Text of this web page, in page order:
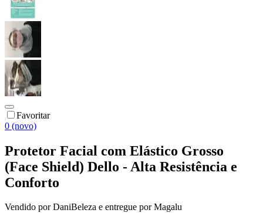
Favoritar
0 (novo)
Protetor Facial com Elástico Grosso
(Face Shield) Dello - Alta Resistência e
Conforto
Vendido porDaniBeleza e entregue por Magalu